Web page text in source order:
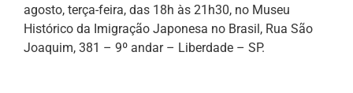
agosto, terça-feira, das 18h às 21h30, no Museu
Histórico da Imigração Japonesa no Brasil, Rua São
Joaquim, 381 – 9º andar – Liberdade – SP.